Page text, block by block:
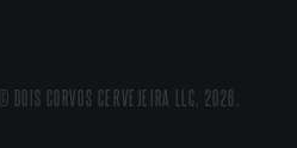
© DOIS CORVOS CERVEJEIRA LLC, 2026.